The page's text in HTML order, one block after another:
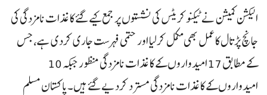
الیکشن کمیشن نے ٹیکنوکریٹس کی نشستوں پر جمع کیے گئے کاغذات نامزدگی کی
جانچ پڑتال کا عمل بھی مکمل کرلیا اور حتمی فہرست جاری کردی ہے، جس
کے مطابق 17امیدواروں کے کاغذات نامزدگی منظور جبکہ 10
امیدواروں کے کاغذات نامزدگی مسترد کردیے گئے ہیں۔پاکستان مسلم